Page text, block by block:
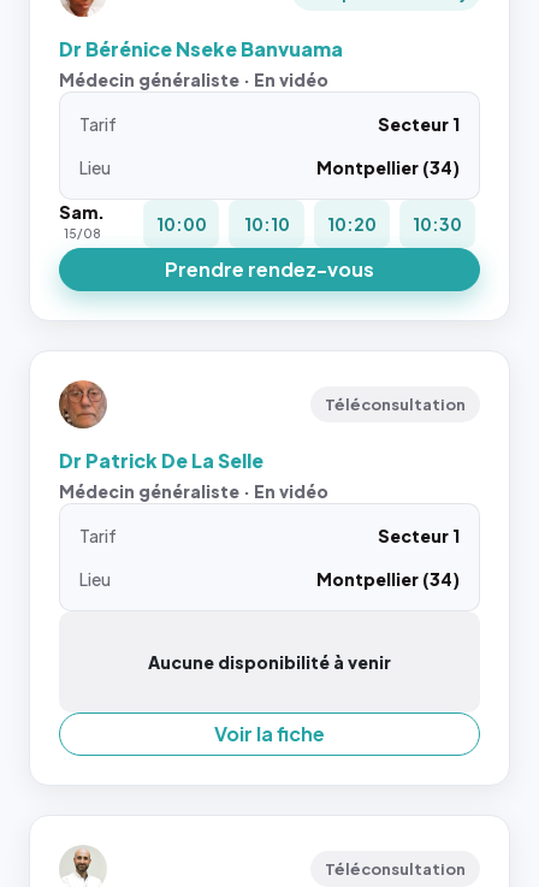
Dr Bérénice Nseke Banvuama
Médecin généraliste · En vidéo
Tarif
Secteur 1
Lieu
Montpellier (34)
Sam.
15/08 10:00 10:10 10:20 10:30
Prendre rendez-vous
Téléconsultation
Dr Patrick De La Selle
Médecin généraliste · En vidéo
Tarif
Secteur 1
Lieu
Montpellier (34)
Aucune disponibilité à venir
Voir la fiche
Téléconsultation